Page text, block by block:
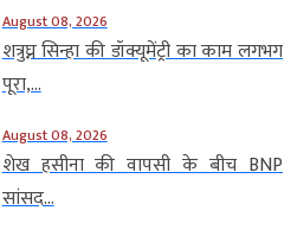
August 08, 2026
शत्रुघ्न सिन्हा की डॉक्यूमेंट्री का काम लगभग
पूरा,...
August 08, 2026
शेख हसीना की वापसी के बीच BNP
सांसद...